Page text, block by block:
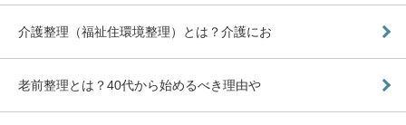
介護整理（福祉住環境整理）とは？介護にお
老前整理とは？40代から始めるべき理由や